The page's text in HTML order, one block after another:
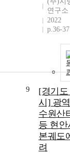
연구소
2022
p.36-37
9
[경기도
시] 광
수원산
등 현안
본궤도
려